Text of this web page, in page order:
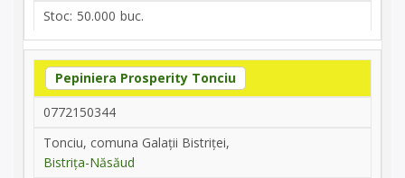
50.000
Pepiniera Prosperity Tonciu
0772150344
Tonciu, comuna Galații Bistriței,
Bistrița-Năsăud